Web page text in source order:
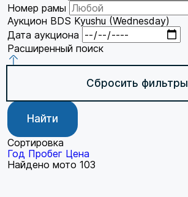
Номер рамы
Аукцион BDS Kyushu (Wednesday)
Дата аукциона
Расширенный поиск
Сбросить фильтры
Найти
Сортировка
Год Пробег Цена
Найдено мото 103